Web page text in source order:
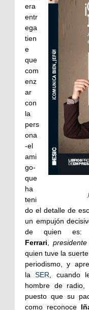
era
entr
ega
tien
e
que
com
enz
ar
con
la
pers
ona
-el
ami
go-
que
ha
teni
do el detalle de
un empujón
de quien
Ferrari ,
quien tuve la
periodismo, y
laSER , cuando
hombre de radio,
puesto que su
como reconoce